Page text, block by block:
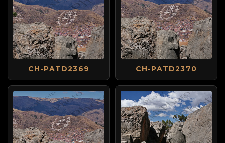
CH-PATD2369 CH-PATD2370